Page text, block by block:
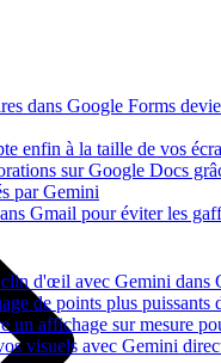
dans Google Forms
enfin à la taille de vos
sur Google Docs
par Gemini
Gmail pour éviter les
d'œil avec Gemini dans
de points plus puissants
un affichage sur mesure
visuels avec Gemini